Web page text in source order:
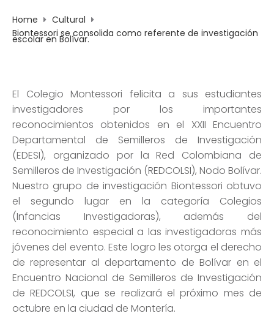
Home
Cultural
Biontessori se consolida como referente de investigación
escolar en Bolívar.
El Colegio Montessori felicita a sus estudiantes
investigadores por los importantes
reconocimientos obtenidos en el XXII Encuentro
Departamental de Semilleros de Investigación
(EDESI), organizado por la Red Colombiana de
Semilleros de Investigación (REDCOLSI), Nodo Bolívar.
Nuestro grupo de investigación Biontessori obtuvo
el segundo lugar en la categoría Colegios
(Infancias Investigadoras), además del
reconocimiento especial a las investigadoras más
jóvenes del evento. Este logro les otorga el derecho
de representar al departamento de Bolívar en el
Encuentro Nacional de Semilleros de Investigación
de REDCOLSI, que se realizará el próximo mes de
octubre en la ciudad de Montería.